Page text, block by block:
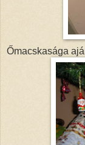
Őmacskasága